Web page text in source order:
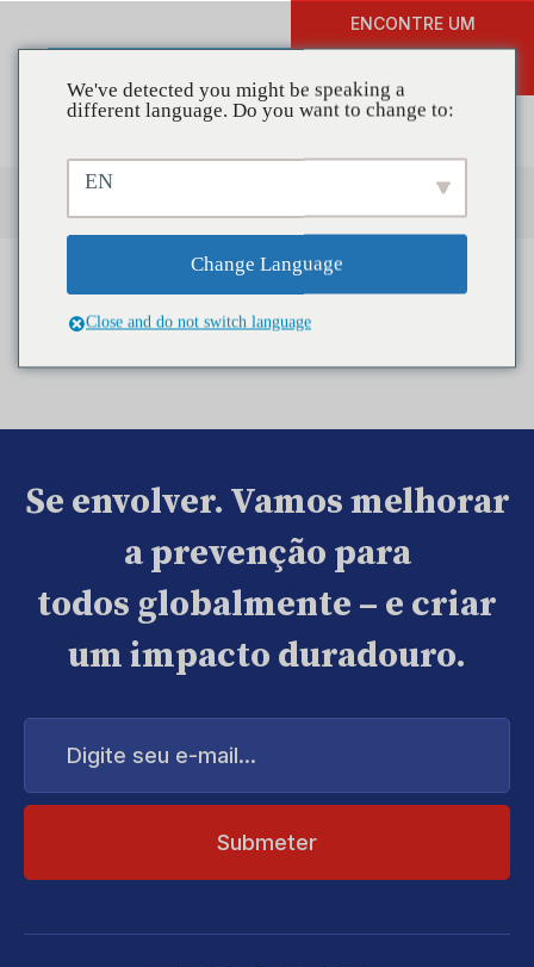
ENCONTRE UM
Se envolver. Vamos melhorar
a prevenção para
todos globalmente – e criar
um impacto duradouro.
Digite
We've detected you might be speaking a
different language. Do you want to change to:
EN
Change Language
Close and do not switch language